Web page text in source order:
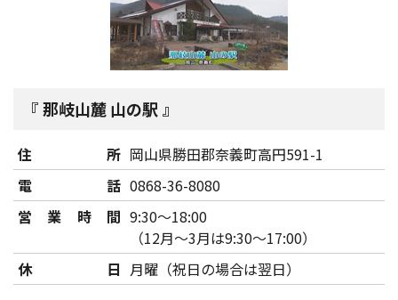
那岐山麓 山の駅
住所 岡山県勝田郡奈義町高円591-1
電話 0868-36-8080
営業時間 9:30～18:00
（12月～3月は9:30～17:00）
休日 月曜（祝日の場合は翌日）